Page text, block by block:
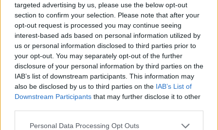
targeted advertising by us, please use the below opt-out
section to confirm your selection. Please note that after your
opt-out request is processed you may continue seeing
interest-based ads based on personal information utilized by
us or personal information disclosed to third parties prior to
your opt-out. You may separately opt-out of the further
disclosure of your personal information by third parties on the
IAB’s list of downstream participants. This information may
also be disclosed by us to third parties on the IAB’s List of
Downstream Participants that may further disclose it to other
Please note that this website/app uses one or more Google
Personal Data Processing Opt Outs